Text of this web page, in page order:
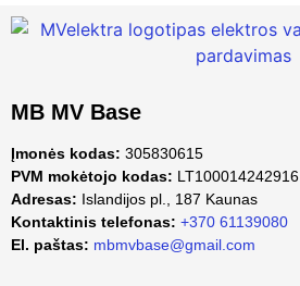
MB MV Base
Įmonės kodas: 305830615
PVM mokėtojo kodas: LT100014242916
Adresas: Islandijos pl., 187 Kaunas
Kontaktinis telefonas: +370 61139080
El. paštas: mbmvbase@gmail.com